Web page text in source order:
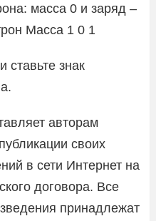
масса 0 и заряд –
Масса 1 0 1
ставьте знак
авторам
своих
в сети Интернет на
договора. Все
принадлежат